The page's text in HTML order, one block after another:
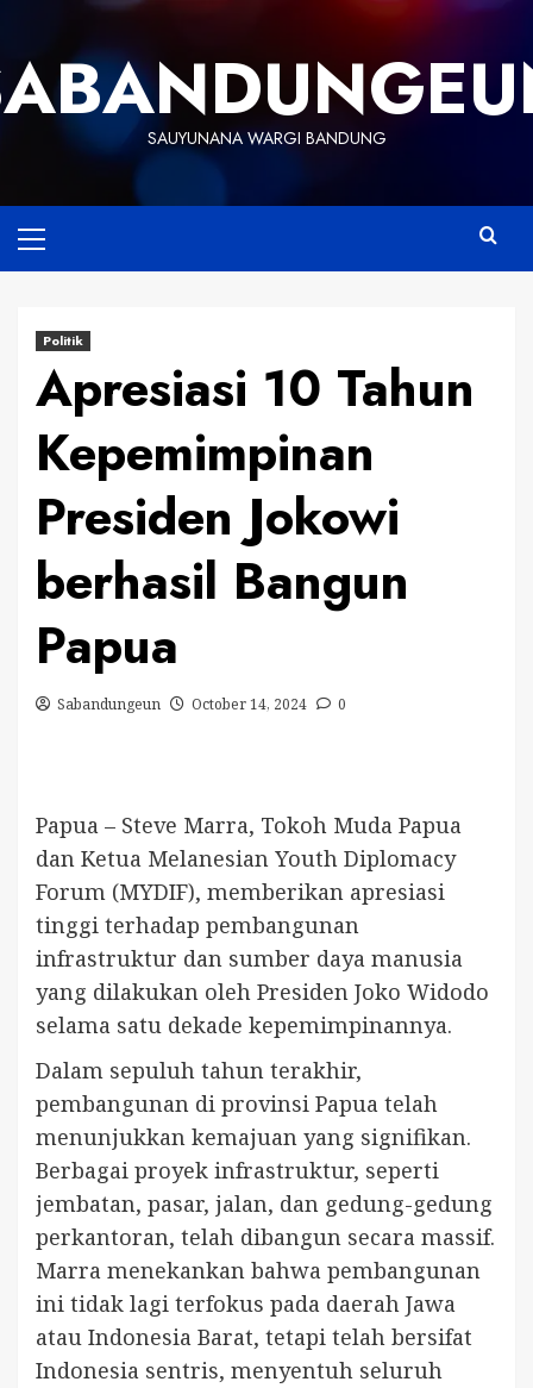
content
SAUYUNANA WARGI BANDUNG
Menu
Politik
Apresiasi 10 Tahun
Kepemimpinan
Presiden Jokowi
berhasil Bangun
Papua
Sabandungeun October 14, 2024 0
Papua – Steve Marra, Tokoh Muda Papua
dan Ketua Melanesian Youth Diplomacy
Forum (MYDIF), memberikan apresiasi
tinggi terhadap pembangunan
infrastruktur dan sumber daya manusia
yang dilakukan oleh Presiden Joko Widodo
selama satu dekade kepemimpinannya.
Dalam sepuluh tahun terakhir,
pembangunan di provinsi Papua telah
menunjukkan kemajuan yang signifikan.
Berbagai proyek infrastruktur, seperti
jembatan, pasar, jalan, dan gedung-gedung
perkantoran, telah dibangun secara massif.
Marra menekankan bahwa pembangunan
ini tidak lagi terfokus pada daerah Jawa
atau Indonesia Barat, tetapi telah bersifat
Indonesia sentris, menyentuh seluruh